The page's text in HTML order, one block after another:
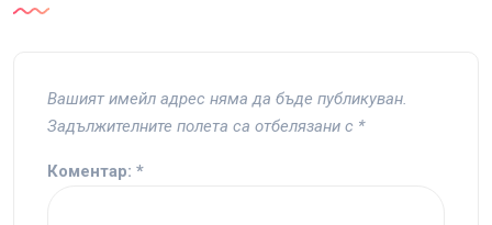
Вашият имейл адрес няма да бъде публикуван.
Задължителните полета са отбелязани с *
Коментар: *